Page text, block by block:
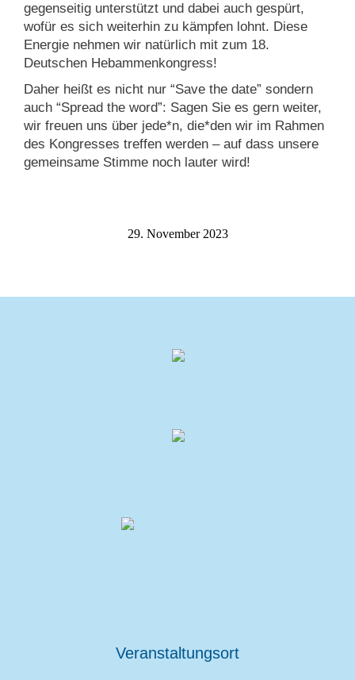
gegenseitig unterstützt und dabei auch gespürt,
wofür es sich weiterhin zu kämpfen lohnt. Diese
Energie nehmen wir natürlich mit zum 18.
Deutschen Hebammenkongress!
Daher heißt es nicht nur “Save the date” sondern
auch “Spread the word”: Sagen Sie es gern weiter,
wir freuen uns über jede*n, die*den wir im Rahmen
des Kongresses treffen werden – auf dass unsere
gemeinsame Stimme noch lauter wird!
29. November 2023
Veranstaltungsort